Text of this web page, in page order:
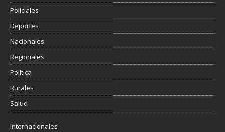
Policiales
Deportes
Nacionales
Regionales
Política
Rurales
Salud
Internacionales